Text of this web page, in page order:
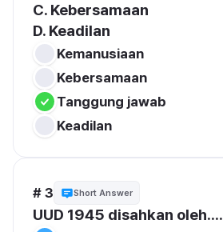
C. Kebersamaan
D. Keadilan
Kemanusiaan
Kebersamaan
Tanggung jawab
Keadilan
# 3 Short Answer
UUD 1945 disahkan oleh....